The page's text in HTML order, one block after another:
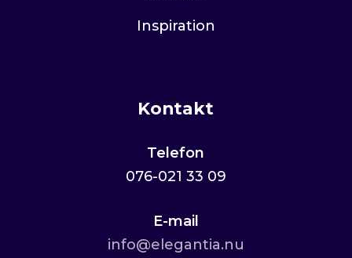
Inspiration
Kontakt
Telefon
076-021 33 09
E-mail
info@elegantia.nu